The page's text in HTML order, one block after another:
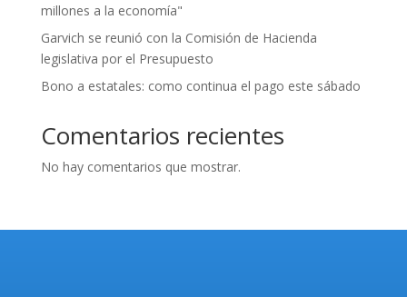
millones a la economía"
Garvich se reunió con la Comisión de Hacienda
legislativa por el Presupuesto
Bono a estatales: como continua el pago este sábado
Comentarios recientes
No hay comentarios que mostrar.